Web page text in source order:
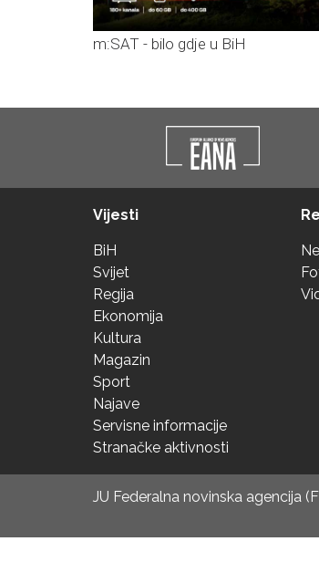
m:SAT - bilo gdje u BiH
Vijesti
BiH
Svijet
Regija
Ekonomija
Kultura
Magazin
Sport
Najave
Servisne informacije
Stranačke aktivnosti
JU Federalna novinska agencija